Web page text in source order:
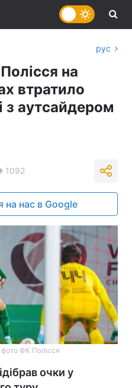
рус
на
втратило
з аутсайдером
1092
на нас в Google
ФК Полісся
очки у